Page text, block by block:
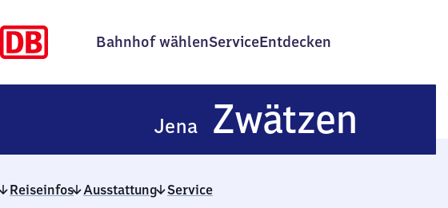
Bahnhof wählenServiceEntdecken
Jena Zwätzen
Reiseinfos Ausstattung Service